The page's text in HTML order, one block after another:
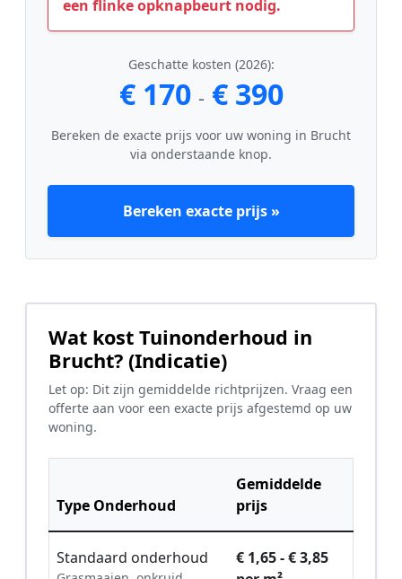
een flinke opknapbeurt nodig.
Geschatte kosten (2026):
€ 170 - € 390
Bereken de exacte prijs voor uw woning in Brucht
via onderstaande knop.
Bereken exacte prijs »
Wat kost Tuinonderhoud in
Brucht? (Indicatie)
Let op: Dit zijn gemiddelde richtprijzen. Vraag een
offerte aan voor een exacte prijs afgestemd op uw
woning.
Type Onderhoud
Gemiddelde
prijs
Standaard onderhoud
€ 1,65 - € 3,85